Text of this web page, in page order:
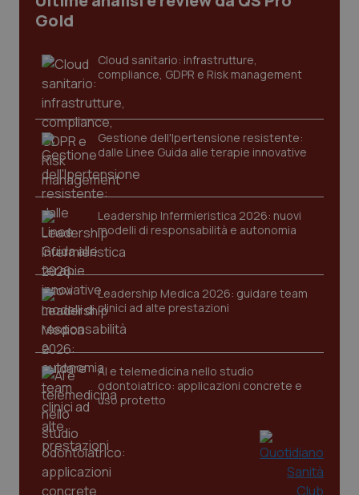
Gold
Cloud sanitario: infrastrutture,
compliance, GDPR e Risk management
Gestione dell'Ipertensione resistente:
dalle Linee Guida alle terapie innovative
Leadership Infermieristica 2026: nuovi
modelli di responsabilità e autonomia
Leadership Medica 2026: guidare team
clinici ad alte prestazioni
AI e telemedicina nello studio
odontoiatrico: applicazioni concrete e
uso protetto
I cookie necessari contribuiscono a rendere fruibile il
sito web abilitandone funzionalità di base quali la
funzionare correttamente senza questi cookie.
Nome
Dominio
VISITOR_PRIVACY_METADATA
.youtube.com
CookieScriptConsent
CookieScript
www.quotidianosanita.it